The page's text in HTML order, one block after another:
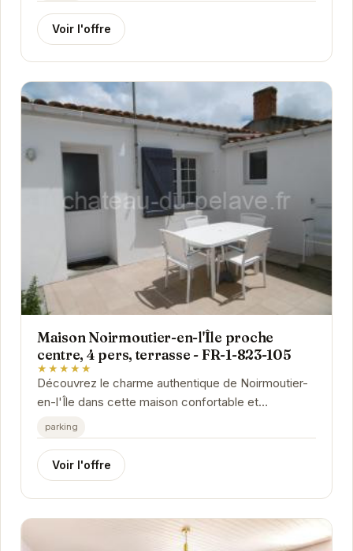
Voir l'offre
Maison Noirmoutier-en-l'Île proche
centre, 4 pers, terrasse - FR-1-823-105
★★★★★
Découvrez le charme authentique de Noirmoutier-
en-l'Île dans cette maison confortable et
idéalement située. À proximité du centre-ville et
de...
parking
Voir l'offre